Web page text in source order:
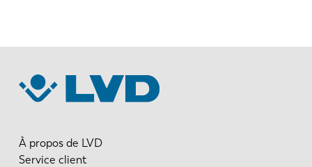
À propos de LVD
Service client